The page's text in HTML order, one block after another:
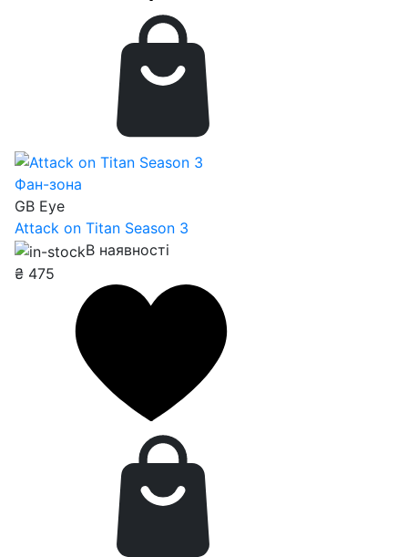
Фан-зона
GB Eye
Attack on Titan Season 3
В наявності
₴ 475